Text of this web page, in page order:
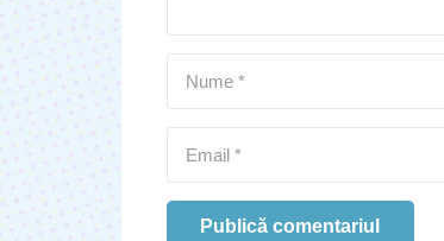
Publică comentariul